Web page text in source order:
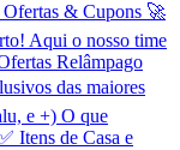
& Cupons 🚀
Aqui o nosso time
Relâmpago
das maiores
e +) O que
Itens de Casa e